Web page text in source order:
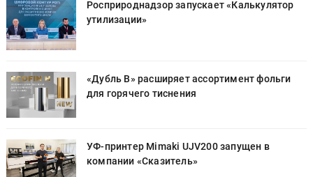
Росприроднадзор запускает «Калькулятор
утилизации»
«Дубль В» расширяет ассортимент фольги
для горячего тиснения
УФ-принтер Mimaki UJV200 запущен в
компании «Сказитель»